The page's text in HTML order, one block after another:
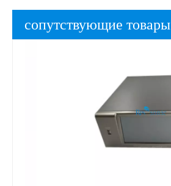
сопутствующие товары